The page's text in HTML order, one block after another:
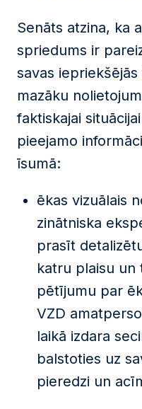
Senāts atzina, ka
spriedums ir
savas
mazāku
faktiskajai
pieejamo
īsumā:
ēkas vizuālais
zinātniska
prasīt
katru plaisu un
pētījumu par
VZD
laikā izdara
balstoties uz
pieredzi un